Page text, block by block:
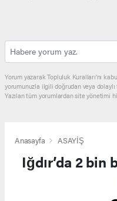
Yorum yazarak Topluluk Kuralları’nı
yorumunuzla ilgili doğrudan veya
Yazılan tüm yorumlardan site yönetimi
Anasayfa ASAYİŞ
Iğdır’da 2